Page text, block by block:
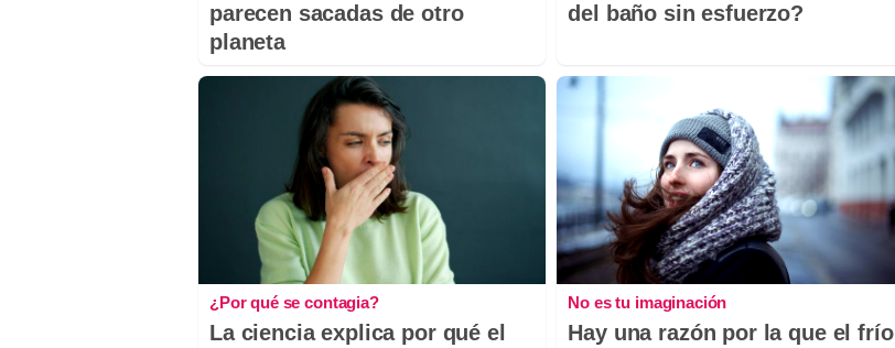
parecen sacadas de otro
planeta
del baño sin esfuerzo?
¿Por qué se contagia?
La ciencia explica por qué el
No es tu imaginación
Hay una razón por la que el frío